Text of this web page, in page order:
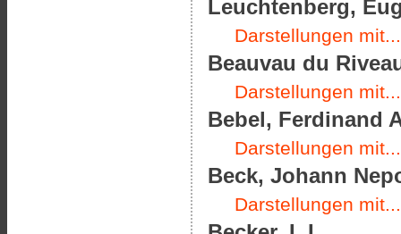
Leuchtenberg,
Darstellungen mit...
Beauvau du
Darstellungen mit...
Bebel, Ferdinand
Darstellungen mit...
Beck, Johann
Darstellungen mit...